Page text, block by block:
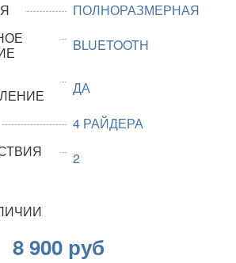
ПОЛНОРАЗМЕРНАЯ
BLUETOOTH
ДА
4 РАЙДЕРА
2
8 900 руб